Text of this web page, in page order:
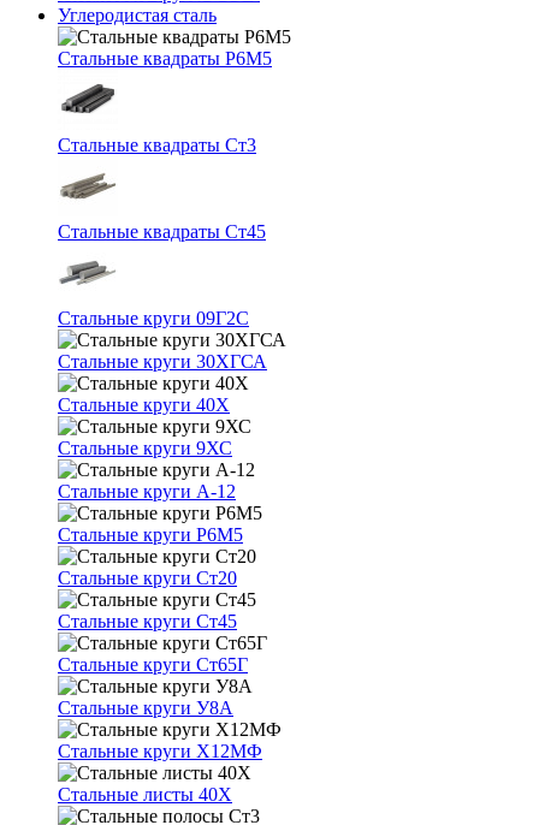
Углеродистая сталь
Стальные квадраты Р6М5
Стальные квадраты Ст3
Стальные квадраты Ст45
Стальные круги 09Г2С
Стальные круги 30ХГСА
Стальные круги 40Х
Стальные круги 9ХС
Стальные круги А-12
Стальные круги Р6М5
Стальные круги Ст20
Стальные круги Ст45
Стальные круги Ст65Г
Стальные круги У8А
Стальные круги Х12МФ
Стальные листы 40Х